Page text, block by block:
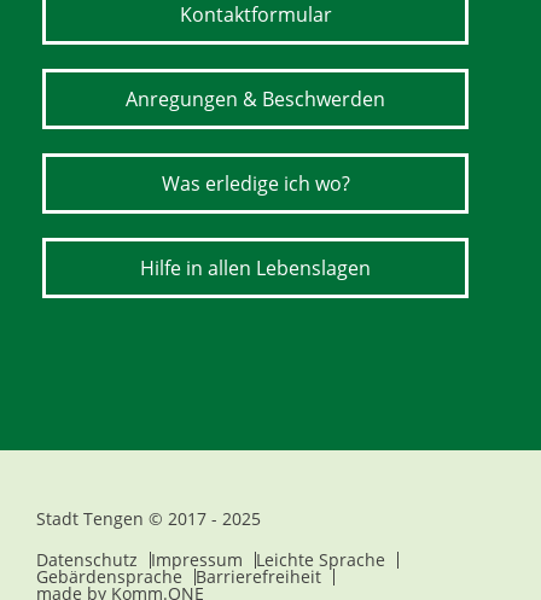
Kontaktformular
Anregungen & Beschwerden
Was erledige ich wo?
Hilfe in allen Lebenslagen
Stadt Tengen © 2017 - 2025
Datenschutz
Impressum Leichte Sprache
Gebärdensprache Barrierefreiheit
made by Komm.ONE